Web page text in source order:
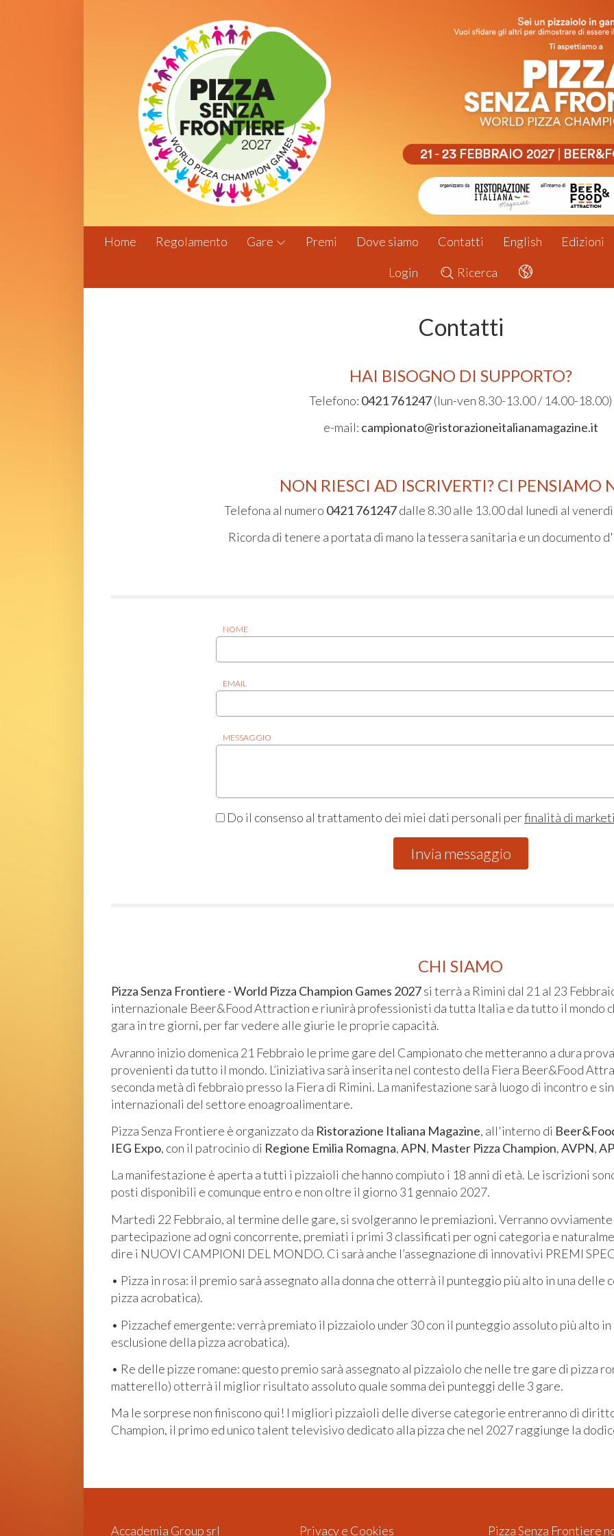
Home Regolamento Gare Premi Dove siamo Contatti English Edizioni
Login Ricerca
Contatti
HAI BISOGNO DI SUPPORTO?
Telefono: 0421 761247(lun-ven 8.30-13.00 / 14.00-18.00)
e-mail: campionato@ristorazioneitalianamagazine.it
NON RIESCI AD ISCRIVERTI? CI PENSIAMO
Telefona al numero 0421 761247dalle 8.30 alle 13.00 dal lunedì al
Ricorda di tenere a portata di mano la tessera sanitaria e un documento
NOME
EMAIL
MESSAGGIO
Do il consenso al trattamento dei miei dati personali perfinalità di
CHI SIAMO
Pizza Senza Frontiere - World Pizza Champion Games 2027si terrà a Rimini dal 21 al 23
internazionale Beer&Food Attraction e riunirà professionisti da tutta Italia e da tutto il mondo
gara in tre giorni, per far vedere alle giurie le proprie capacità.
Avranno inizio domenica 21 Febbraio le prime gare del Campionato che metteranno a dura
provenienti da tutto il mondo. L’iniziativa sarà inserita nel contesto della Fiera Beer&Food
seconda metà di febbraio presso la Fiera di Rimini. La manifestazione sarà luogo di incontro e
internazionali del settore enoagroalimentare.
Pizza Senza Frontiere è organizzato da Ristorazione Italiana Magazine, all'interno di
IEG Expo, con il patrocinio di Regione Emilia Romagna,APN, Master Pizza Champion,AVPN,
La manifestazione è aperta a tutti i pizzaioli che hanno compiuto i 18 anni di età. Le iscrizioni
posti disponibili e comunque entro e non oltre il giorno 31 gennaio 2027.
Martedì 22 Febbraio, al termine delle gare, si svolgeranno le premiazioni. Verranno
partecipazione ad ogni concorrente, premiati i primi 3 classificati per ogni categoria e
dire i NUOVI CAMPIONI DEL MONDO. Ci sarà anche l’assegnazione di innovativi PREMI
• Pizza in rosa: il premio sarà assegnato alla donna che otterrà il punteggio più alto in una delle
pizza acrobatica).
• Pizzachef emergente: verrà premiato il pizzaiolo under 30 con il punteggio assoluto più alto
esclusione della pizza acrobatica).
• Re delle pizze romane: questo premio sarà assegnato al pizzaiolo che nelle tre gare di pizza
matterello) otterrà il miglior risultato assoluto quale somma dei punteggi delle 3 gare.
Ma le sorprese non finiscono qui! I migliori pizzaioli delle diverse categorie entreranno di
Champion, il primo ed unico talent televisivo dedicato alla pizza che nel 2027 raggiunge la
Accademia Group srl Privacy e Cookies Pizza Senza Frontiere